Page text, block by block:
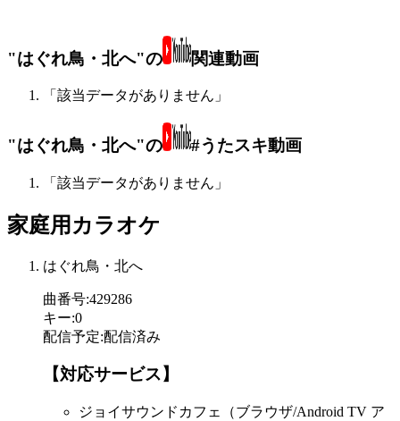
"はぐれ鳥・北へ"の 関連動画
「該当データがありません」
"はぐれ鳥・北へ"の #うたスキ動画
「該当データがありません」
家庭用カラオケ
はぐれ鳥・北へ
曲番号:429286
キー:0
配信予定:配信済み
【対応サービス】
ジョイサウンドカフェ（ブラウザ/Android TV ア